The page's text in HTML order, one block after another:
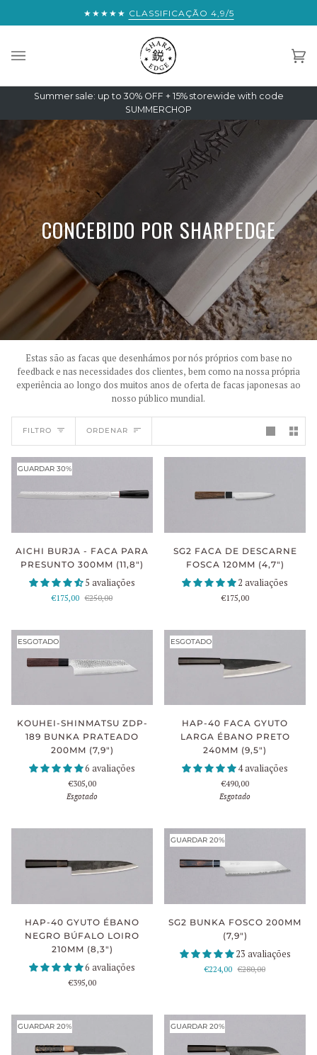
EXPRESS MUNDIAL GRATUITO:€300
★★★★★ CLASSIFICAÇÃO 4,9/5
Summer sale: up to 30% OFF + 15% storewide with code
SUMMERCHOP
CONCEBIDO POR SHARPEDGE
Estas são as facas que desenhámos por nós próprios com base no
feedback e nas necessidades dos clientes, bem como na nossa própria
experiência ao longo dos muitos anos de oferta de facas japonesas ao
nosso público mundial.
FILTRO ORDENAR
ORDENAR
GUARDAR 30%
AICHI BURJA - FACA PARA
PRESUNTO 300MM (11,8")
5 avaliações
€175,00 €250,00
SG2 FACA DE DESCARNE
FOSCA 120MM (4,7")
2 avaliações
€175,00
ESGOTADO
KOUHEI-SHINMATSU ZDP-
189 BUNKA PRATEADO
200MM (7,9")
6 avaliações
€305,00
Esgotado
ESGOTADO
HAP-40 FACA GYUTO
LARGA ÉBANO PRETO
240MM (9,5")
4 avaliações
€490,00
Esgotado
HAP-40 GYUTO ÉBANO
NEGRO BÚFALO LOIRO
210MM (8,3")
6 avaliações
€395,00
GUARDAR 20%
SG2 BUNKA FOSCO 200MM
(7,9")
23 avaliações
€224,00 €280,00
GUARDAR 20% GUARDAR 20%